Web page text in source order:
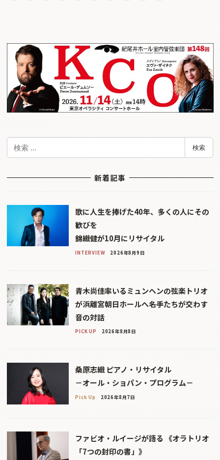
検
索
検索
新着記事
歌に人生を捧げた40年、多くの人にその
歓びを
錦織健が10月にリサイタル
INTERVIEW 2026年8月9日
青木尚佳率いるミュンヘンの弦楽トリオ
が浜離宮朝日ホールへ――名手たちが交わす
音の対話
PICK UP 2026年8月8日
桑原志織 ピアノ・リサイタル
－オール・ショパン・プログラム－
Pick Up 2026年8月7日
ファビオ・ルイージが語る 《オラトリオ
「7つの封印の書」》